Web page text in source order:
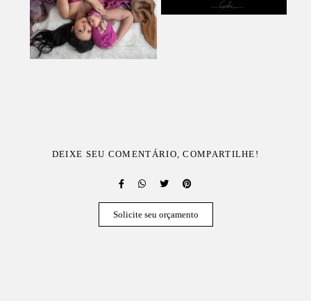
DEIXE SEU COMENTÁRIO, COMPARTILHE!
Solicite seu orçamento